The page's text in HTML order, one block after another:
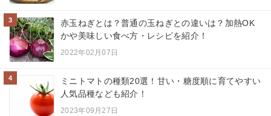
3
赤玉ねぎとは？普通の玉ねぎとの違いは？加熱OK
かや美味しい食べ方・レシピを紹介！
2022年02月07日
4
ミニトマトの種類20選！甘い・糖度順に育てやすい
人気品種なども紹介！
2023年09月27日